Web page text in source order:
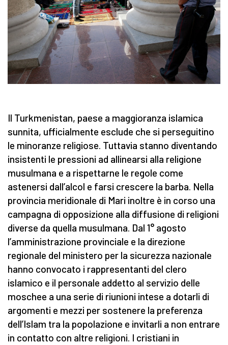
Il Turkmenistan, paese a maggioranza islamica
sunnita, ufficialmente esclude che si perseguitino
le minoranze religiose. Tuttavia stanno diventando
insistenti le pressioni ad allinearsi alla religione
musulmana e a rispettarne le regole come
astenersi dall’alcol e farsi crescere la barba. Nella
provincia meridionale di Mari inoltre è in corso una
campagna di opposizione alla diffusione di religioni
diverse da quella musulmana. Dal 1° agosto
l’amministrazione provinciale e la direzione
regionale del ministero per la sicurezza nazionale
hanno convocato i rappresentanti del clero
islamico e il personale addetto al servizio delle
moschee a una serie di riunioni intese a dotarli di
argomenti e mezzi per sostenere la preferenza
dell’Islam tra la popolazione e invitarli a non entrare
in contatto con altre religioni. I cristiani in